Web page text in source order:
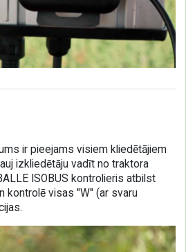
ir pieejams visiem kliedētājiem
izkliedētāju vadīt no traktora
ISOBUS kontrolieris atbilst
kontrolē visas "W" (ar svaru